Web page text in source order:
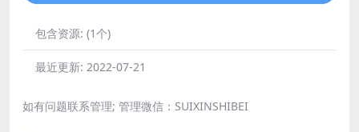
包含资源: (1个)
最近更新: 2022-07-21
如有问题联系管理; 管理微信：SUIXINSHIBEI